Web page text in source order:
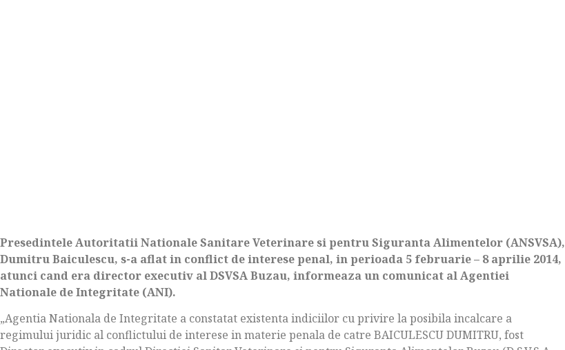
Presedintele Autoritatii Nationale Sanitare Veterinare si pentru Siguranta Alimentelor (ANSVSA),
Dumitru Baiculescu, s-a aflat in conflict de interese penal, in perioada 5 februarie – 8 aprilie 2014,
atunci cand era director executiv al DSVSA Buzau, informeaza un comunicat al Agentiei
Nationale de Integritate (ANI).
„Agentia Nationala de Integritate a constatat existenta indiciilor cu privire la posibila incalcare a
regimului juridic al conflictului de interese in materie penala de catre BAICULESCU DUMITRU, fost